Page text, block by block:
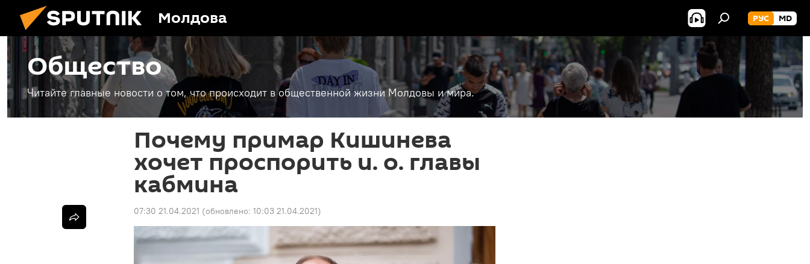
Молдова РУС MD
Общество
Читайте главные новости о том, что происходит в общественной жизни Молдовы и мира.
Почему примар Кишинева
хочет проспорить и. о. главы
кабмина
07:30 21.04.2021 (обновлено: 10:03 21.04.2021)